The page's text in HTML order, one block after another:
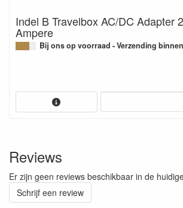
Indel B Travelbox AC/DC Adapter
Ampere
Bij ons op voorraad - Verzending
Reviews
Er zijn geen reviews beschikbaar in de
Schrijf een review